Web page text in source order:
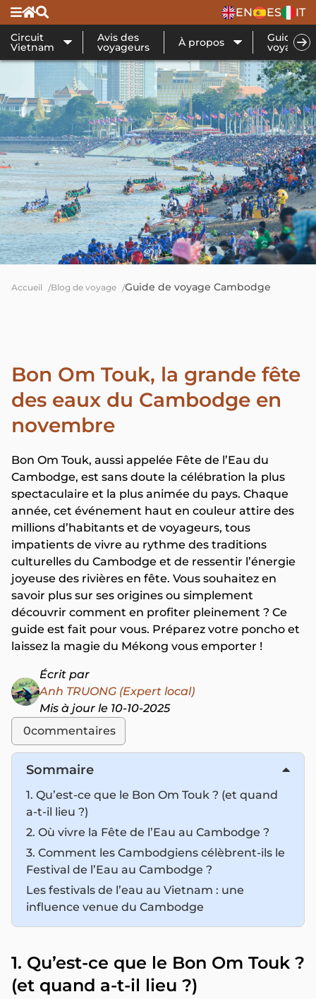
EN ES IT
Circuit
Vietnam
Avis des
voyageurs À propos Guide de
voyage
Accueil Blog de voyage Guide de voyage Cambodge
Bon Om Touk, la grande fête
des eaux du Cambodge en
novembre
Bon Om Touk, aussi appelée Fête de l’Eau du
Cambodge, est sans doute la célébration la plus
spectaculaire et la plus animée du pays. Chaque
année, cet événement haut en couleur attire des
millions d’habitants et de voyageurs, tous
impatients de vivre au rythme des traditions
culturelles du Cambodge et de ressentir l’énergie
joyeuse des rivières en fête. Vous souhaitez en
savoir plus sur ses origines ou simplement
découvrir comment en profiter pleinement ? Ce
guide est fait pour vous. Préparez votre poncho et
laissez la magie du Mékong vous emporter !
Écrit par
Anh TRUONG (Expert local)
Mis à jour le 10-10-2025
0commentaires
Sommaire
1. Qu’est-ce que le Bon Om Touk ? (et quand
a-t-il lieu ?)
2. Où vivre la Fête de l’Eau au Cambodge ?
3. Comment les Cambodgiens célèbrent-ils le
Festival de l’Eau au Cambodge ?
Les festivals de l’eau au Vietnam : une
influence venue du Cambodge
1. Qu’est-ce que le Bon Om Touk ?
(et quand a-t-il lieu ?)